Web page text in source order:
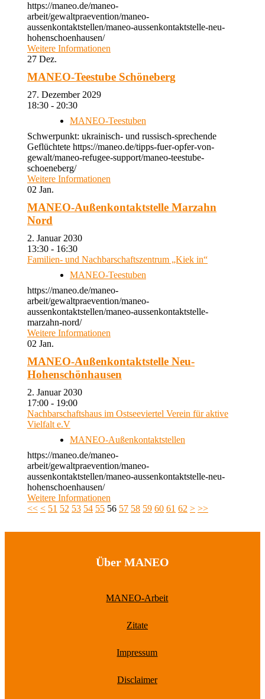
https://maneo.de/maneo-
arbeit/gewaltpraevention/maneo-
aussenkontaktstellen/maneo-aussenkontaktstelle-neu-
hohenschoenhausen/
Weitere Informationen
27 Dez.
MANEO-Teestube Schöneberg
27. Dezember 2029
18:30 - 20:30
MANEO-Teestuben
Schwerpunkt: ukrainisch- und russisch-sprechende
Geflüchtete https://maneo.de/tipps-fuer-opfer-von-
gewalt/maneo-refugee-support/maneo-teestube-
schoeneberg/
Weitere Informationen
02 Jan.
MANEO-Außenkontaktstelle Marzahn
Nord
2. Januar 2030
13:30 - 16:30
Familien- und Nachbarschaftszentrum „Kiek in“
MANEO-Teestuben
https://maneo.de/maneo-
arbeit/gewaltpraevention/maneo-
aussenkontaktstellen/maneo-aussenkontaktstelle-
marzahn-nord/
Weitere Informationen
02 Jan.
MANEO-Außenkontaktstelle Neu-
Hohenschönhausen
2. Januar 2030
17:00 - 19:00
Nachbarschaftshaus im Ostseeviertel Verein für aktive
Vielfalt e.V
MANEO-Außenkontaktstellen
https://maneo.de/maneo-
arbeit/gewaltpraevention/maneo-
aussenkontaktstellen/maneo-aussenkontaktstelle-neu-
hohenschoenhausen/
Weitere Informationen
<< < 51 52 53 54 55 56 57 58 59 60 61 62 > >>
Über MANEO
MANEO-Arbeit
Zitate
Impressum
Disclaimer